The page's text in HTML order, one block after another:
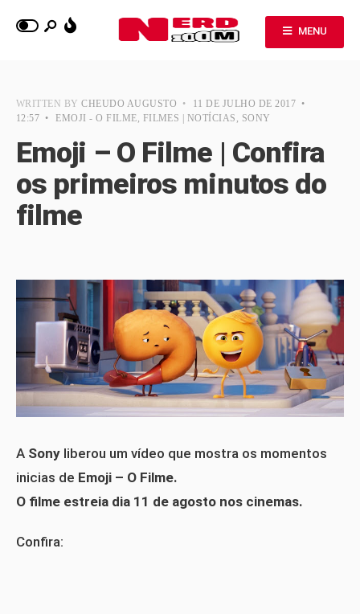
MENU
WRITTEN BYCHEUDO AUGUSTO • 11 DE JULHO DE 2017 •
12:57 • EMOJI - O FILME, FILMES | NOTÍCIAS , SONY
Emoji – O Filme | Confira
os primeiros minutos do
filme
A Sony liberou um vídeo que mostra os momentos
inicias de Emoji – O Filme.
O filme estreia dia 11 de agosto nos cinemas.
Confira: